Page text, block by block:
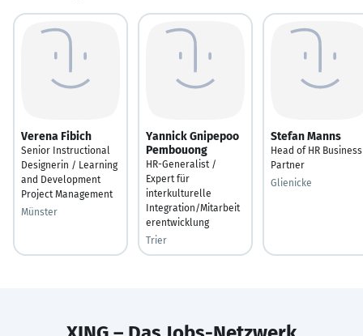
Verena Fibich
Senior Instructional
Designerin / Learning
and Development
Project Management
Münster
Yannick Gnipepoo
Pembouong
HR-Generalist /
Expert für
interkulturelle
Integration/Mitarbeit
erentwicklung
Trier
Stefan Manns
Head of HR Business
Partner
Glienicke